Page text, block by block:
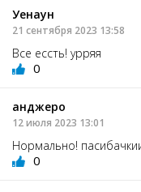
Уенаун
21 сентября 2023 13:58
Все ессть! урряя
0
анджеро
12 июля 2023 13:01
Нормально!
0